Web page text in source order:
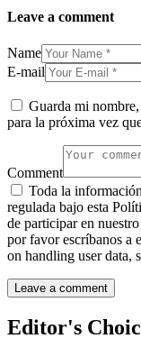
Leave a comment
Name
E-mail
Guarda mi
para la próxima vez
Comment
Toda la
regulada bajo esta
de participar en
por favor escríbanos a
on handling user data,
Editor's